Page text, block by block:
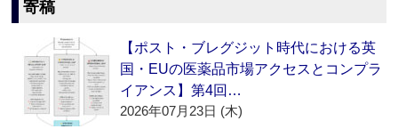
寄稿
【ポスト・ブレグジット時代における英
国・EUの医薬品市場アクセスとコンプラ
イアンス】第4回…
2026年07月23日 (木)